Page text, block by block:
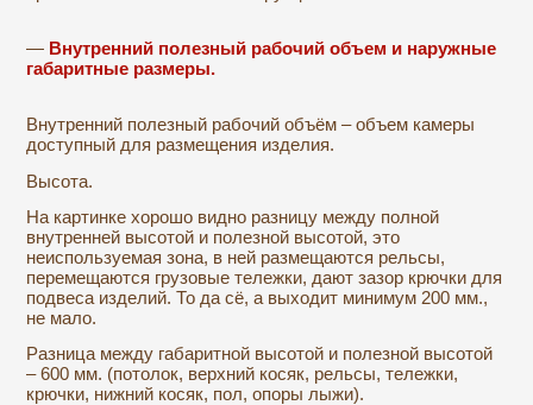
— Внутренний полезный рабочий объем и наружные
габаритные размеры.
Внутренний полезный рабочий объём – объем камеры
доступный для размещения изделия.
Высота.
На картинке хорошо видно разницу между полной
внутренней высотой и полезной высотой, это
неиспользуемая зона, в ней размещаются рельсы,
перемещаются грузовые тележки, дают зазор крючки для
подвеса изделий. То да сё, а выходит минимум 200 мм.,
не мало.
Разница между габаритной высотой и полезной высотой
– 600 мм. (потолок, верхний косяк, рельсы, тележки,
крючки, нижний косяк, пол, опоры лыжи).